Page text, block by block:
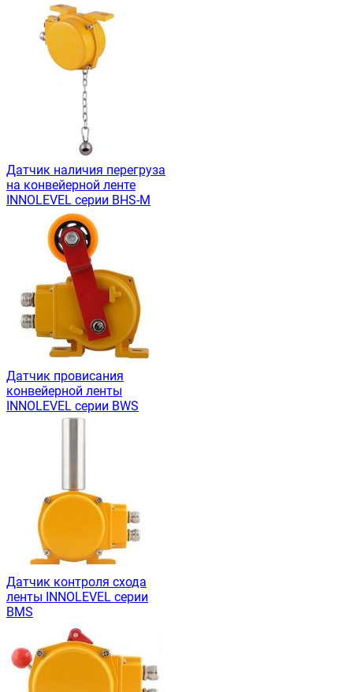
Датчик наличия перегруза
на конвейерной ленте
INNOLEVEL серии BHS-M
Датчик провисания
конвейерной ленты
INNOLEVEL серии BWS
Датчик контроля схода
ленты INNOLEVEL серии
BMS